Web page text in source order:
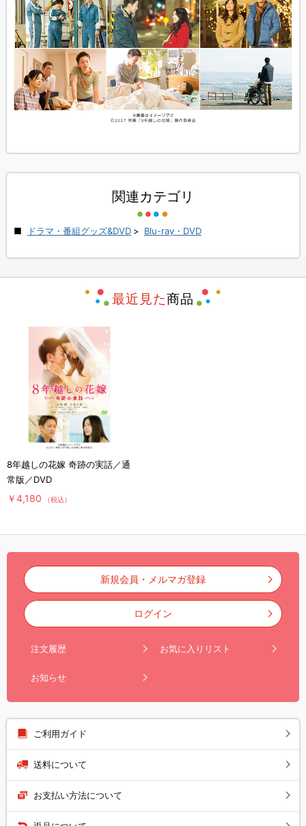
関連カテゴリ
ドラマ・番組グッズ&DVD > Blu-ray・DVD
最近見た商品
8年越しの花嫁 奇跡の実話／通
常版／DVD
￥4,180 （税込）
新規会員・メルマガ登録
ログイン
注文履歴 お気に入りリスト
お知らせ
ご利用ガイド
送料について
お支払い方法について